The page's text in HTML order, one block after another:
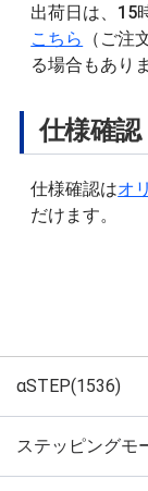
出荷日は、15
こちら
（ご
る場合もあり
仕様確認
仕様確認はオ
だけます。
αSTEP(1536)
ステッピングモ